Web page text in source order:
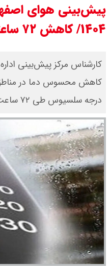
درصد
رهبر
کرد /
۱۴۰۴/ کاهش ۷۲ ساعته دما
کارشناس مرکز پیش‌بینی
درجه سلسیوس طی ۷۲ ساعت پیش رو خبرداد.